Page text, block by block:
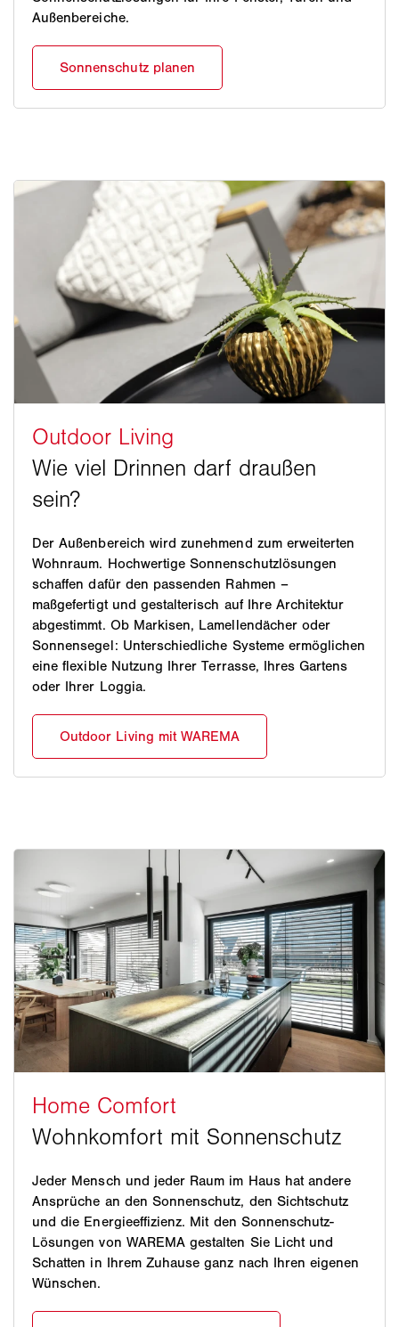
Außenbereiche.
Der Außenbereich wird zunehmend zum erweiterten
Wohnraum. Hochwertige Sonnenschutzlösungen
schaffen dafür den passenden Rahmen –
maßgefertigt und gestalterisch auf Ihre Architektur
abgestimmt. Ob Markisen, Lamellendächer oder
Sonnensegel: Unterschiedliche Systeme ermöglichen
eine flexible Nutzung Ihrer Terrasse, Ihres Gartens
oder Ihrer Loggia.
Jeder Mensch und jeder Raum im Haus hat andere
Ansprüche an den Sonnenschutz, den Sichtschutz
und die Energieeffizienz. Mit den Sonnenschutz-
Lösungen von WAREMA gestalten Sie Licht und
Schatten in Ihrem Zuhause ganz nach Ihren eigenen
Wünschen.